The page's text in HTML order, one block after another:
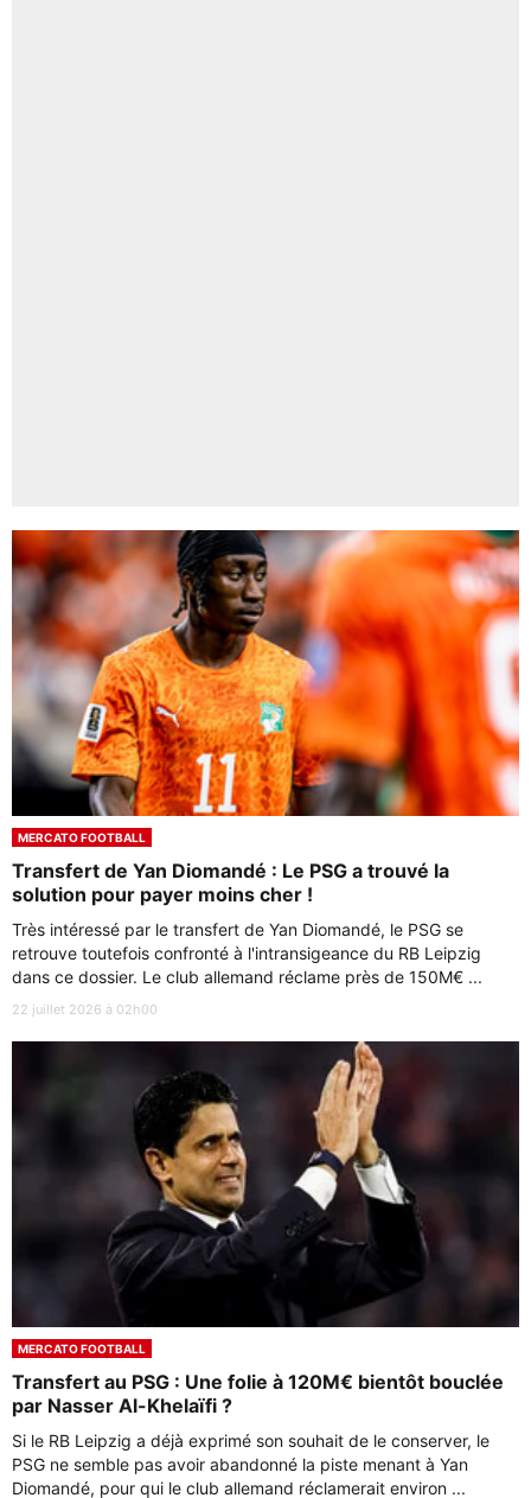
MERCATO FOOTBALL
Transfert de Yan Diomandé : Le PSG a trouvé la
solution pour payer moins cher !
Très intéressé par le transfert de Yan Diomandé, le PSG se
retrouve toutefois confronté à l'intransigeance du RB Leipzig
dans ce dossier. Le club allemand réclame près de 150M€ ...
22 juillet 2026 à 02h00
MERCATO FOOTBALL
Transfert au PSG : Une folie à 120M€ bientôt bouclée
par Nasser Al-Khelaïfi ?
Si le RB Leipzig a déjà exprimé son souhait de le conserver, le
PSG ne semble pas avoir abandonné la piste menant à Yan
Diomandé, pour qui le club allemand réclamerait environ ...